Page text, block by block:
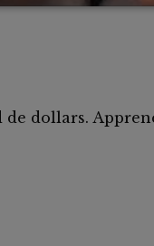
dollars.